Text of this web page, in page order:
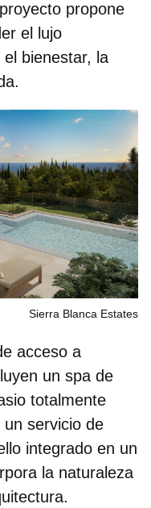
propone
el lujo
bienestar, la
Sierra Blanca Estates
acceso a
un spa de
totalmente
servicio de
integrado en un
la naturaleza